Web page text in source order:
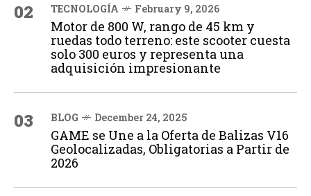
02 TECNOLOGÍA February 9, 2026
Motor de 800 W, rango de 45 km y
ruedas todo terreno: este scooter cuesta
solo 300 euros y representa una
adquisición impresionante
03 BLOG December 24, 2025
GAME se Une a la Oferta de Balizas V16
Geolocalizadas, Obligatorias a Partir de
2026